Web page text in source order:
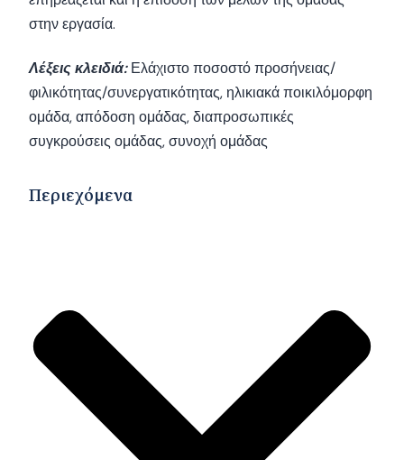
στην εργασία.
Λέξεις κλειδιά:Ελάχιστο ποσοστό προσήνειας/
φιλικότητας/συνεργατικότητας, ηλικιακά ποικιλόμορφη
ομάδα, απόδοση ομάδας, διαπροσωπικές
συγκρούσεις ομάδας, συνοχή ομάδας
Περιεχόμενα